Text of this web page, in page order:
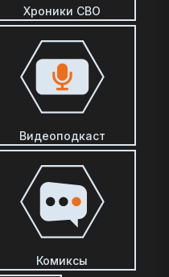
Хроники СВО
Видеоподкаст
Комиксы